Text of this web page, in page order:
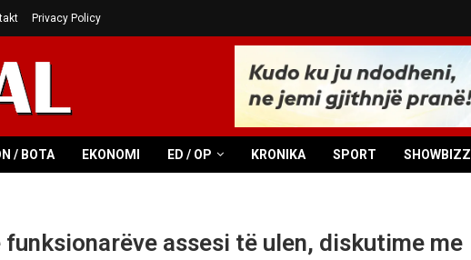
Privacy Policy
/ BOTA EKONOMI ED / OP KRONIKA SPORT SHOWBIZZ
funksionarëve assesi të ulen, diskutime me